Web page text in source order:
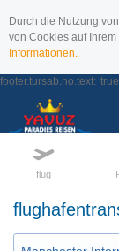
Durch die Nutzung
von Cookies auf Ihrem
Informationen.
footer.tursab.no.text: true
flug